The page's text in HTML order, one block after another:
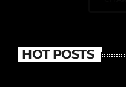
HOT POSTS